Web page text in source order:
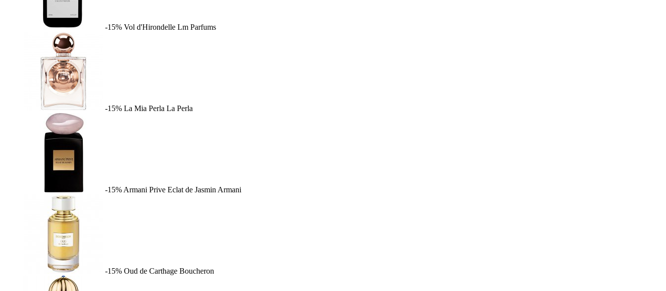
-15% Vol d'Hirondelle Lm Parfums
-15% La Mia Perla La Perla
-15% Armani Prive Eclat de Jasmin Armani
-15% Oud de Carthage Boucheron